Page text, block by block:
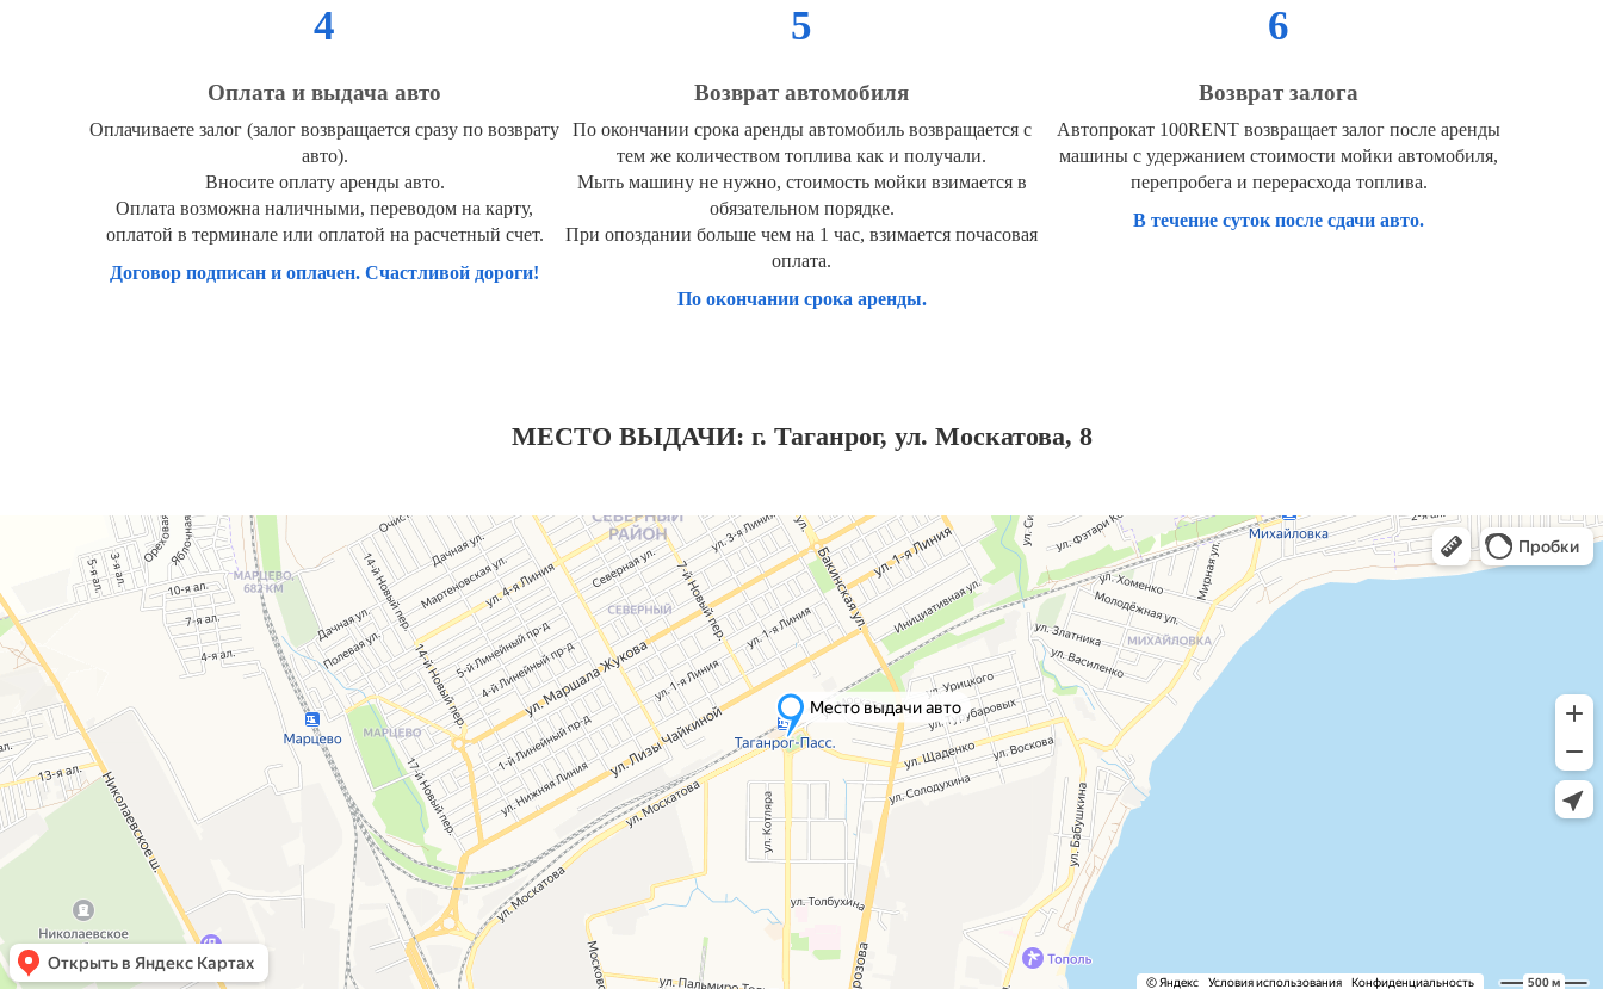
4
Оплата и выдача авто
Оплачиваете залог (залог возвращается сразу по возврату
авто).
Вносите оплату аренды авто.
Оплата возможна наличными, переводом на карту,
оплатой в терминале или оплатой на расчетный счет.
Договор подписан и оплачен. Счастливой дороги!
5
Возврат автомобиля
По окончании срока аренды автомобиль возвращается с
тем же количеством топлива как и получали.
Мыть машину не нужно, стоимость мойки взимается в
обязательном порядке.
При опоздании больше чем на 1 час, взимается почасовая
оплата.
По окончании срока аренды.
6
Возврат залога
Автопрокат 100RENT возвращает залог после аренды
машины с удержанием стоимости мойки автомобиля,
перепробега и перерасхода топлива.
В течение суток после сдачи авто.
МЕСТО ВЫДАЧИ: г. Таганрог, ул. Москатова, 8